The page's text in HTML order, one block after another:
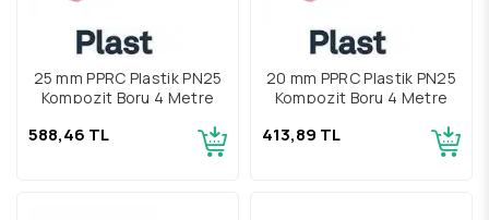
25 mm PPRC Plastik PN25
Kompozit Boru 4 Metre
588,46 TL
20 mm PPRC Plastik PN25
Kompozit Boru 4 Metre
413,89 TL